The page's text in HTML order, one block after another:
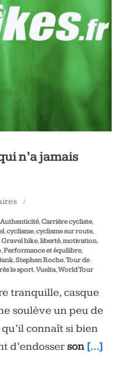
n’a jamais
Authenticité,Carrière cycliste,
,cyclisme,cyclisme sur route,
Gravel bike,liberté,motivation,
,Performance et équilibre,
,Stephen Roche,Tour de
le sport,Vuelta,World Tour
tranquille, casque
soulève un peu de
connaît si bien
d’endosserson[…]